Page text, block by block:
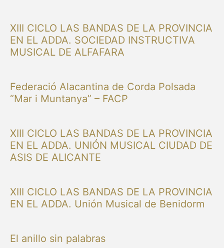
XIII CICLO LAS BANDAS DE LA PROVINCIA
EN EL ADDA. SOCIEDAD INSTRUCTIVA
MUSICAL DE ALFAFARA
Federació Alacantina de Corda Polsada
“Mar i Muntanya” – FACP
XIII CICLO LAS BANDAS DE LA PROVINCIA
EN EL ADDA. UNIÓN MUSICAL CIUDAD DE
ASIS DE ALICANTE
XIII CICLO LAS BANDAS DE LA PROVINCIA
EN EL ADDA. Unión Musical de Benidorm
El anillo sin palabras